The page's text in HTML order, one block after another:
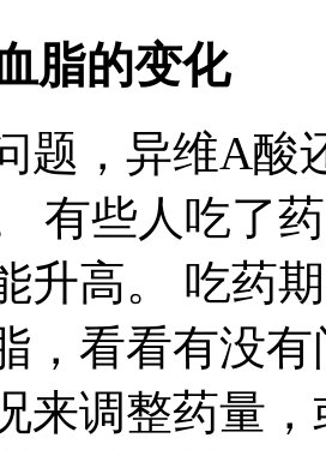
脂的变化
题，异维A酸
有些人吃了
升高。 吃药
，看看有没
来调整药量